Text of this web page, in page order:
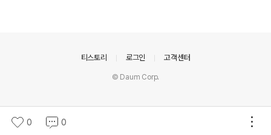
0 0
티스토리 로그인 고객센터
© Daum Corp.